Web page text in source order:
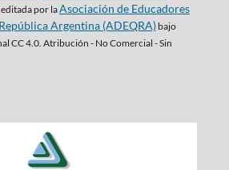
por laAsociación de Educadores
Argentina (ADEQRA)bajo
CC 4.0. Atribución - No Comercial - Sin